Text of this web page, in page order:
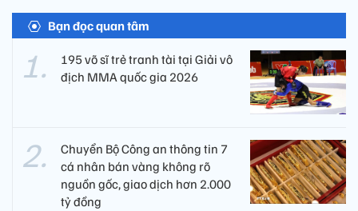
Bạn đọc quan tâm
195 võ sĩ trẻ tranh tài tại Giải vô
địch MMA quốc gia 2026
Chuyển Bộ Công an thông tin 7
cá nhân bán vàng không rõ
nguồn gốc, giao dịch hơn 2.000
tỷ đồng